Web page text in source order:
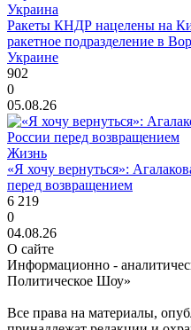
Украина
Ракеты КНДР нацелены на
ракетное подразделение в
Украине
902
0
05.08.26
Жизнь
«Я хочу вернуться»:
перед возвращением
6 219
0
04.08.26
О сайте
Информационно -
Политическое Шоу»
Все права на материалы,